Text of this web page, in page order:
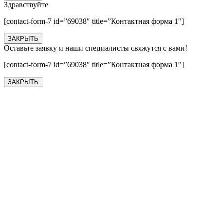
Здравствуйте
[contact-form-7 id=”69038″ title=”Контактная форма 1″]
ЗАКРЫТЬ
Оставьте заявку и наши специалисты свяжутся с вами!
[contact-form-7 id=”69038″ title=”Контактная форма 1″]
ЗАКРЫТЬ